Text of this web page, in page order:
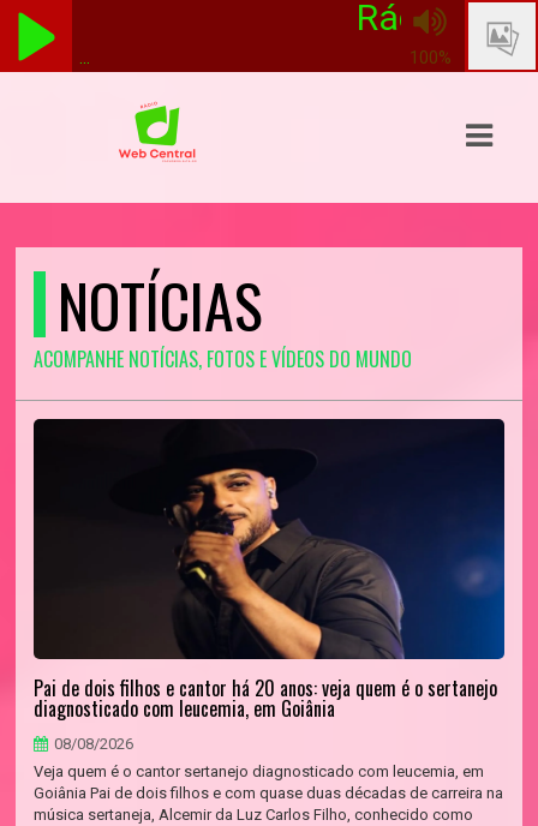
Rádio Web
100%
NOTÍCIAS
ACOMPANHE NOTÍCIAS, FOTOS E VÍDEOS DO MUNDO
Pai de dois filhos e cantor há 20 anos: veja quem é o sertanejo
diagnosticado com leucemia, em Goiânia
08/08/2026
Veja quem é o cantor sertanejo diagnosticado com leucemia, em
Goiânia Pai de dois filhos e com quase duas décadas de carreira na
música sertaneja, Alcemir da Luz Carlos Filho, conhecido como